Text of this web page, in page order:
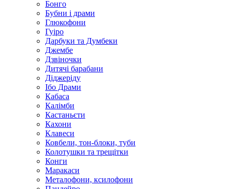
Бонго
Бубни і драми
Глюкофони
Гуіро
Дарбуки та Думбеки
Джембе
Дзвіночки
Дитячі барабани
Діджеріду
Ібо Драми
Кабаса
Калімби
Кастаньєти
Кахони
Клавеси
Ковбели, тон-блоки, туби
Колотушки та трещітки
Конги
Маракаси
Металофони, ксилофони